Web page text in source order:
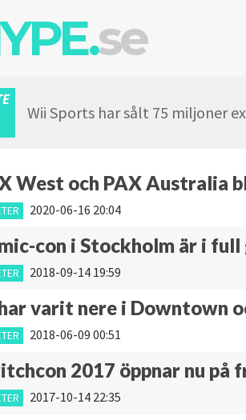
se
Wii Sports har sålt 75 miljoner
West och PAX Australia
2020-06-16 20:04
con i Stockholm är i full
2018-09-14 19:59
varit nere i Downtown
2018-06-09 00:51
2017 öppnar nu på
2017-10-14 22:35